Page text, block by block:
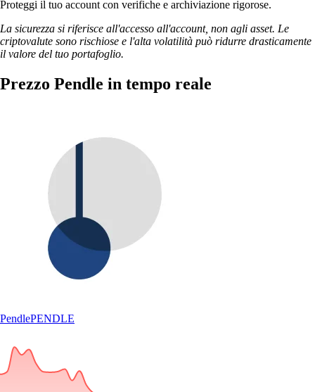
Proteggi il tuo account con verifiche e archiviazione rigorose.
La sicurezza si riferisce all'accesso all'account, non agli asset. Le
criptovalute sono rischiose e l'alta volatilità può ridurre drasticamente
il valore del tuo portafoglio.
Prezzo Pendle in tempo reale
PendlePENDLE